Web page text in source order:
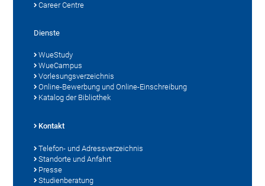
Career Centre
Dienste
WueStudy
WueCampus
Vorlesungsverzeichnis
Online-Bewerbung und Online-Einschreibung
Katalog der Bibliothek
Kontakt
Telefon- und Adressverzeichnis
Standorte und Anfahrt
Presse
Studienberatung